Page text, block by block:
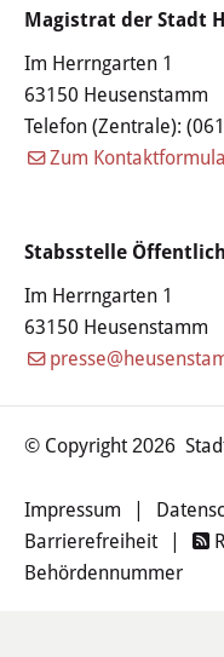
Magistrat der Stadt
Im Herrngarten 1
63150 Heusenstamm
Telefon (Zentrale):
Zum
Stabsstelle
Im Herrngarten 1
63150 Heusenstamm
© Copyright 2026
Impressum |
Barrierefreiheit
|
Behördennummer
Steuern & Gebühren
Ehrungen
Haushalt
Gremien
Kinder- und
Danke für die
Wahlen
Pressecenter
Aktuelle Meldungen